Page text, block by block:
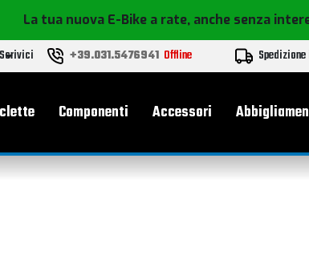
La tua nuova E-Bike a rate, anche senza
Scrivici +39.031.5476941 Offline
Componenti Accessori